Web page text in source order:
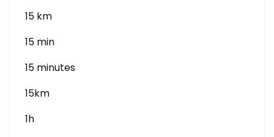
15 km
15 min
15 minutes
15km
1h